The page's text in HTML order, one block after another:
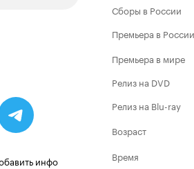
инфо
Сборы в России
Премьера в России
Премьера в мире
Релиз на DVD
Релиз на Blu-ray
Возраст
Время